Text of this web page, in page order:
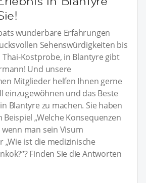
wunderbare Erfahrungen
Sehenswürdigkeiten bis
Thai-Kostprobe, in Blantyre gibt
Und unsere
Mitglieder helfen Ihnen gerne
einzugewöhnen und das Beste
Blantyre zu machen. Sie haben
Beispiel „Welche Konsequenzen
man sein Visum
„Wie ist die medizinische
Finden Sie die Antworten